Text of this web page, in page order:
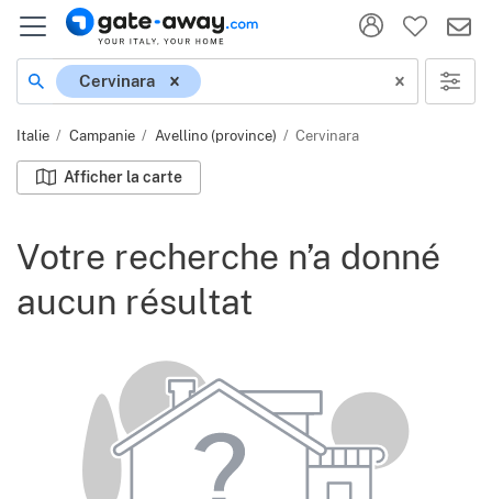
Localisation
Cervinara
Italie Campanie Avellino (province) Cervinara
Afficher la carte
Votre recherche n’a donné
aucun résultat